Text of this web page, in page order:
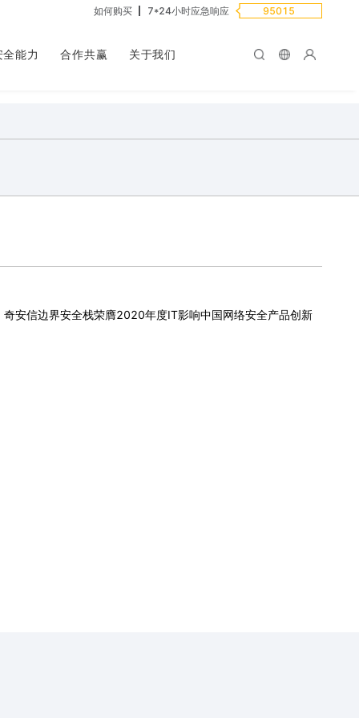
如何购买 7*24小时应急响应 95015
全能力 合作共赢 关于我们
奇安信边界安全栈荣膺2020年度IT影响中国网络安全产品创新